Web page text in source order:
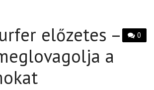
0
előzetes –
a